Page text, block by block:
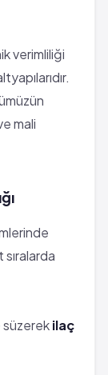
verimliliği
mali
süzerekilaç